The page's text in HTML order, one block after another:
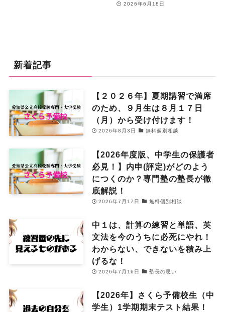
2026年6月18日
新着記事
【２０２６年】夏期講習で満席
のため、９月生は８月１７日
（月）から受け付けます！
2026年8月3日 無料個別相談
【2026年度版、中学生の保護者
必見！】内申(評定)がどのよう
につくのか？専門塾の塾長が徹
底解説！
2026年7月17日 無料個別相談
中１は、計算の練習と単語、英
文法を今のうちに必死にやれ！
わからない、できないを積み上
げるな！
2026年7月16日 塾長の思い
【2026年】さくら予備校生（中
学生）1学期期末テスト結果！